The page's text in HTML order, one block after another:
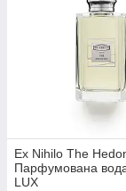
Ex Nihilo The
Парфумована
LUX